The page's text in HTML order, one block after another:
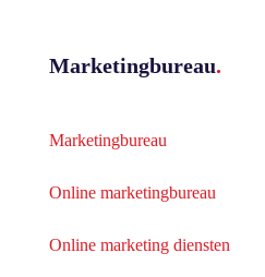
Marketingbureau.
Marketingbureau
Online marketingbureau
Online marketing diensten